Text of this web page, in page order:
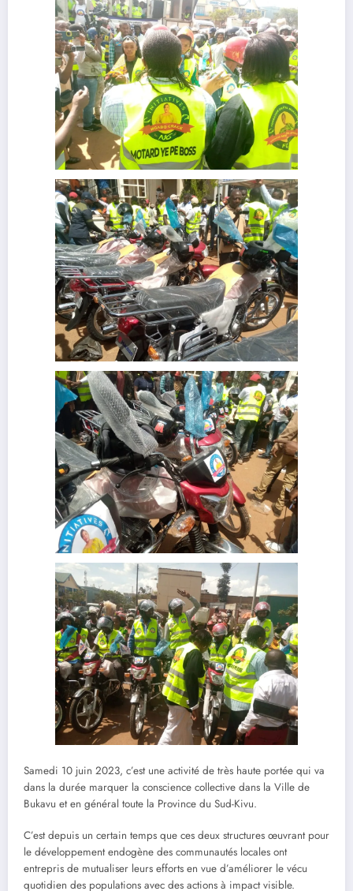
Samedi 10 juin 2023, c’est une activité de très haute portée qui va
dans la durée marquer la conscience collective dans la Ville de
Bukavu et en général toute la Province du Sud-Kivu.
C’est depuis un certain temps que ces deux structures œuvrant pour
le développement endogène des communautés locales ont
entrepris de mutualiser leurs efforts en vue d’améliorer le vécu
quotidien des populations avec des actions à impact visible.